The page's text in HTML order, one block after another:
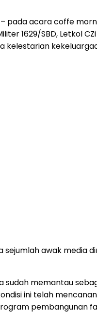
– pada acara coffe
1629/SBD, Letkol
kelestarian
sejumlah awak
memantau
ini telah
pembangunan